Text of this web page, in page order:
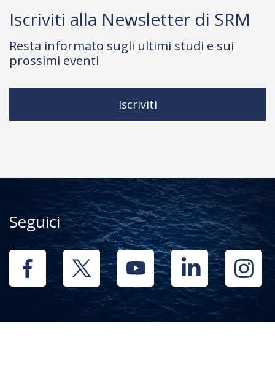
Iscriviti alla Newsletter di SRM
Resta informato sugli ultimi studi e sui
prossimi eventi
Iscriviti
Seguici